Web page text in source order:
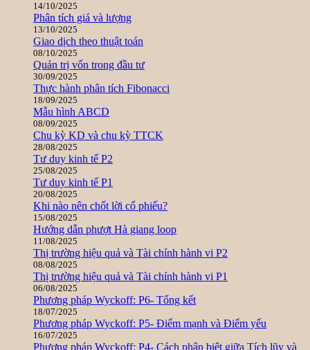
14/10/2025
Phân tích giá và lượng
13/10/2025
Giao dịch theo thuật toán
08/10/2025
Quản trị vốn trong đầu tư
30/09/2025
Thực hành phân tích Fibonacci
18/09/2025
Mẫu hình ABCD
08/09/2025
Chu kỳ KD và chu kỳ TTCK
28/08/2025
Tư duy kinh tế P2
25/08/2025
Tư duy kinh tế P1
20/08/2025
Khi nào nên chốt lời cổ phiếu?
15/08/2025
Hướng dẫn phượt Hà giang loop
11/08/2025
Thị trường hiệu quả và Tài chính hành vi P2
08/08/2025
Thị trường hiệu quả và Tài chính hành vi P1
06/08/2025
Phương pháp Wyckoff: P6- Tổng kết
18/07/2025
Phương pháp Wyckoff: P5- Điểm mạnh và Điểm yếu
16/07/2025
Phương pháp Wyckoff: P4- Cách phân biệt giữa Tích lũy và